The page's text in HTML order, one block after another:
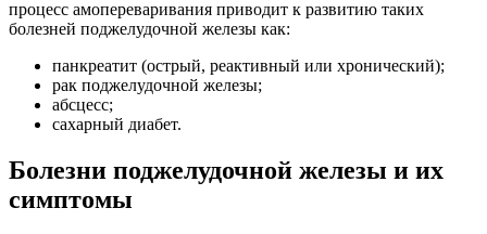
процесс амопереваривания приводит к развитию таких
болезней поджелудочной железы как:
панкреатит (острый, реактивный или хронический);
рак поджелудочной железы;
абсцесс;
сахарный диабет.
Болезни поджелудочной железы и их
симптомы